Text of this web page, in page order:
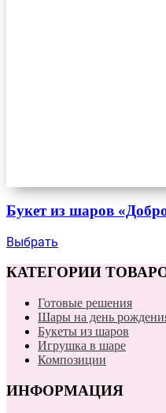
Букет из шаров
Выбрать
КАТЕГОРИИ
Готовые решения
Шары на день
Букеты из шаров
Игрушка в шаре
Композиции
ИНФОРМАЦИЯ